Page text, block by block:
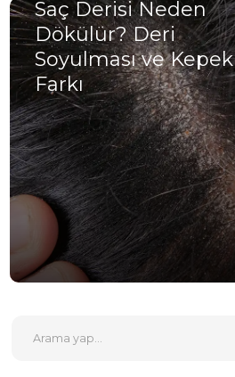
Saç Derisi Neden
Dökülür? Deri
Soyulması ve Kepek
Farkı